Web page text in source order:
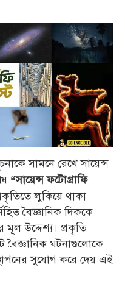
সামনে রেখে সায়েন্স
“সায়েন্স ফটোগ্রাফি
লুকিয়ে থাকা
বৈজ্ঞানিক দিককে
উদ্দেশ্য। প্রকৃতি
বৈজ্ঞানিক ঘটনাগুলোকে
সুযোগ করে দেয় এই